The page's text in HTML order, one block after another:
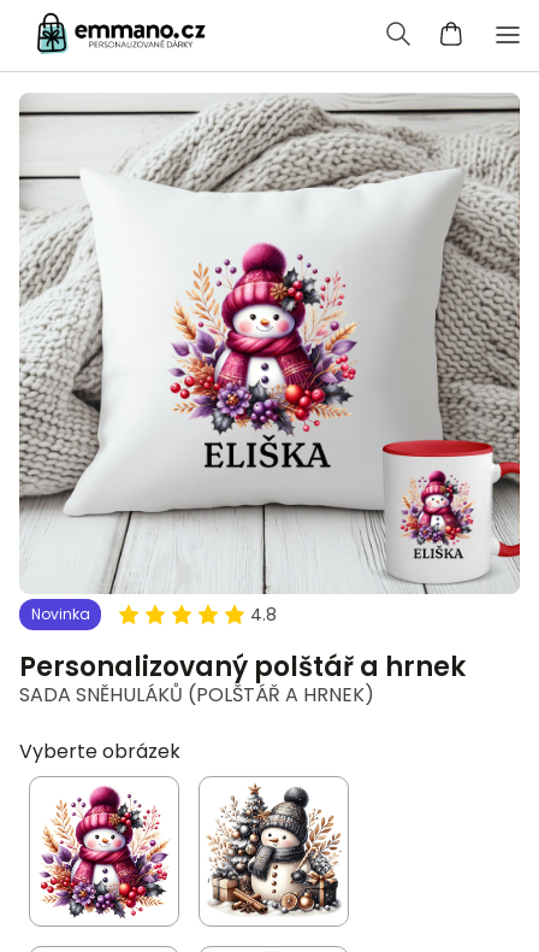
Novinka 4.8
Personalizovaný polštář a hrnek
SADA SNĚHULÁKŮ (POLŠTÁŘ A HRNEK)
Vyberte obrázek